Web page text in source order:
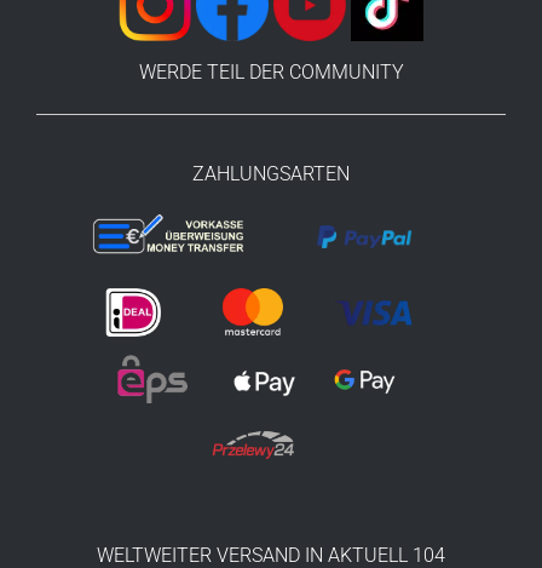
WERDE TEIL DER COMMUNITY
ZAHLUNGSARTEN
WELTWEITER VERSAND IN AKTUELL 104